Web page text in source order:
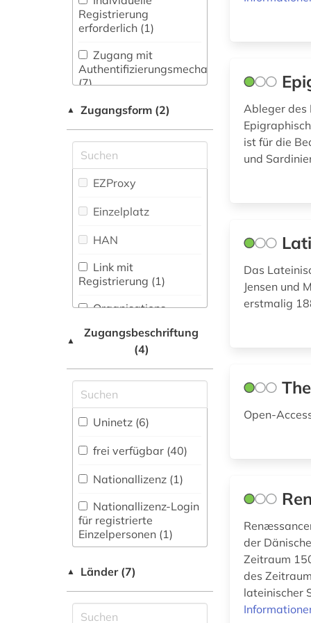
Neugriechische
Philologie. Neulatein
Kunstgeschichte (1)
Medien- und
Kommunikationswissenschaften,
Kommunikationsdesign (1)
Medizin (1)
Militärwissenschaft
Musikwissenschaft
Umweltschutz (0)
Pädagogik (0)
Philosophie (14)
Physik (0)
Politologie (0)
Psychologie (0)
Rechtswissenschaft
(1)
Romanistik (5)
Slavistik (2)
Soziologie (1)
dänisch (6)
elektronisches buch
elvish (1)
england (1)
englisch (8)
enzyklopädie (1)
epigraphik (4)
fid
- propylaeum (1)
francesco (1)
französisch (5)
frühe neuzeit (2)
färöisch (1)
geistesleben (2)
geschichte (7)
1500 (1)
geschichte 1793-
1801 (1)
1500 (1)
geschichte 500-
1600 (1)
Wörterbuch,
Enzyklopädie,
Nachschlagwerk (42
Zeitung (0)
Zeitschriftenbibliographie
Registrierung
erforderlich (1)
Zugang mit
Authentifizierungsmechanismen
(7)
▲ Zugangsform (2)
EZProxy
Einzelplatz
HAN
Link mit
Registrierung (1)
Organisations-
Shibboleth
Zugriff vor Ort
▲
Zugangsbeschriftung
(4)
Uninetz (6)
frei verfügbar (40)
Nationallizenz (1)
Nationallizenz-Login
für registrierte
Einzelpersonen (1)
▲ Länder (7)
Ableger des
ist für die
und
Das
Jensen und
erstmalig
Open-
der
Zeitraum
des
lateinischer